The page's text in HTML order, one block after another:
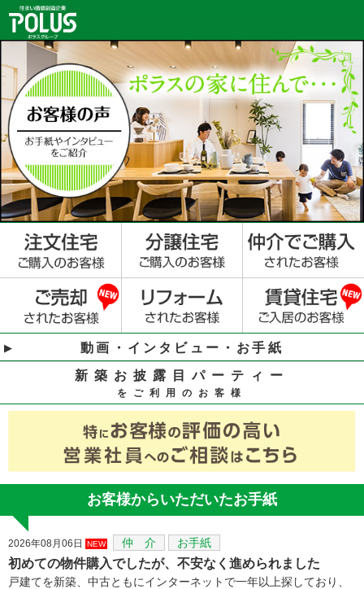
動画・インタビュー・お手紙
新築お披露目パーティー
をご利用のお客様
お客様からいただいたお手紙
2026年08月06日 NEW 仲 介 お手紙
初めての物件購入でしたが、不安なく進められました
戸建てを新築、中古ともにインターネットで一年以上探しており、